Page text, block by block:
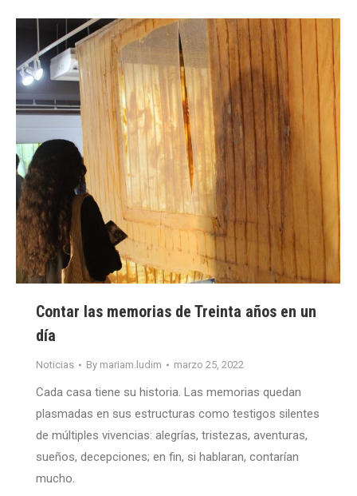
Contar las memorias de Treinta años en un
día
Noticias By mariam.ludim marzo 25, 2022
Cada casa tiene su historia. Las memorias quedan
plasmadas en sus estructuras como testigos silentes
de múltiples vivencias: alegrías, tristezas, aventuras,
sueños, decepciones; en fin, si hablaran, contarían
mucho.